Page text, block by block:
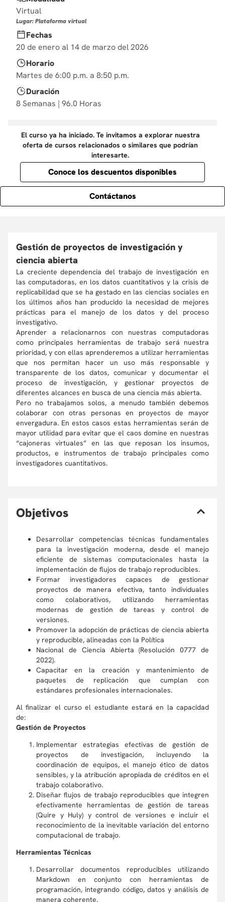
10. derecho
Virtual
Lugar: Plataforma virtual
Fechas
20 de enero al 14 de marzo del 2026
Horario
Martes de 6:00 p.m. a 8:50 p.m.
Duración
8 Semanas | 96.0 Horas
El curso ya ha iniciado. Te invitamos a explorar nuestra
oferta de cursos relacionados o similares que podrían
interesarte.
Conoce los descuentos disponibles
Contáctanos
Gestión de proyectos de investigación y
ciencia abierta
La creciente dependencia del trabajo de investigación en
las computadoras, en los datos cuantitativos y la crisis de
replicabilidad que se ha gestado en las ciencias sociales en
los últimos años han producido la necesidad de mejores
prácticas para el manejo de los datos y del proceso
investigativo.
Aprender a relacionarnos con nuestras computadoras
como principales herramientas de trabajo será nuestra
prioridad, y con ellas aprenderemos a utilizar herramientas
que nos permitan hacer un uso más responsable y
transparente de los datos, comunicar y documentar el
proceso de investigación, y gestionar proyectos de
diferentes alcances en busca de una ciencia más abierta.
Pero no trabajamos solos, a menudo también debemos
colaborar con otras personas en proyectos de mayor
envergadura. En estos casos estas herramientas serán de
mayor utilidad para evitar que el caos domine en nuestras
“cajoneras virtuales” en las que reposan los insumos,
productos, e instrumentos de trabajo principales como
investigadores cuantitativos.
Objetivos
Desarrollar competencias técnicas fundamentales
para la investigación moderna, desde el manejo
eficiente de sistemas computacionales hasta la
implementación de flujos de trabajo reproducibles.
Formar investigadores capaces de gestionar
proyectos de manera efectiva, tanto individuales
como colaborativos, utilizando herramientas
modernas de gestión de tareas y control de
versiones.
Promover la adopción de prácticas de ciencia abierta
y reproducible, alineadas con la Política
Nacional de Ciencia Abierta (Resolución 0777 de
2022).
Capacitar en la creación y mantenimiento de
paquetes de replicación que cumplan con
estándares profesionales internacionales.
Al finalizar el curso el estudiante estará en la capacidad
de:
Gestión de Proyectos
Implementar estrategias efectivas de gestión de
proyectos de investigación, incluyendo la
coordinación de equipos, el manejo ético de datos
sensibles, y la atribución apropiada de créditos en el
trabajo colaborativo.
Diseñar flujos de trabajo reproducibles que integren
efectivamente herramientas de gestión de tareas
(Quire y Huly) y control de versiones e incluir el
reconocimiento de la inevitable variación del entorno
computacional de trabajo.
Herramientas Técnicas
Desarrollar documentos reproducibles utilizando
Markdown en conjunto con herramientas de
programación, integrando código, datos y análisis de
manera coherente.